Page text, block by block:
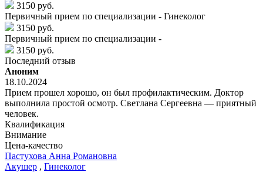
3150 руб.
Первичный прием по специализации - Гинеколог
3150 руб.
Первичный прием по специализации -
3150 руб.
Последний отзыв
Аноним
18.10.2024
Прием прошел хорошо, он был профилактическим. Доктор
выполнила простой осмотр. Светлана Сергеевна — приятный
человек.
Квалификация
Внимание
Цена-качество
Пастухова Анна Романовна
Акушер , Гинеколог